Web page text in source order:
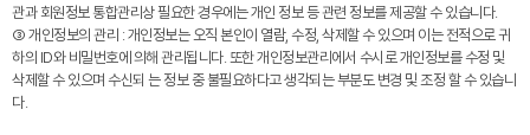
관과 회원정보 통합관리상 필요한 경우에는 개인 정보 등 관련 정보를 제공할 수 있습니다.
③ 개인정보의 관리 : 개인정보는 오직 본인이 열람, 수정, 삭제할 수 있으며 이는 전적으로 귀
하의 ID와 비밀번호에 의해 관리됩니다. 또한 개인정보관리에서 수시로 개인정보를 수정 및
삭제할 수 있으며 수신되 는 정보 중 불필요하다고 생각되는 부분도 변경 및 조정 할 수 있습니
다.